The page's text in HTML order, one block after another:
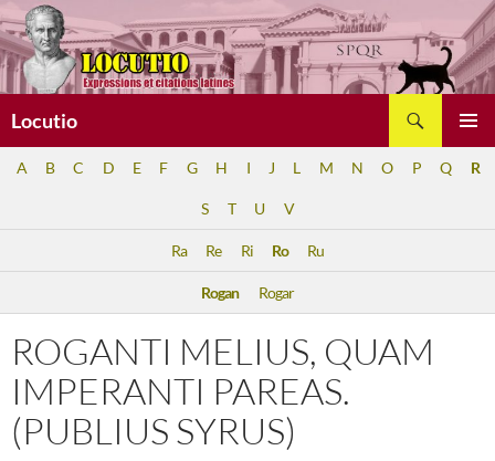
Aller
au
contenu
Locutio
A B C D E F G H I J L M N O P Q R
S T U V
Ra Re Ri Ro Ru
Rogan Rogar
ROGANTI MELIUS, QUAM
IMPERANTI PAREAS.
(PUBLIUS SYRUS)